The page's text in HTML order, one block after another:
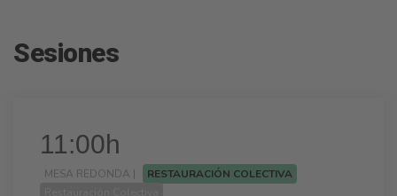
Sesiones
11:00h
MESA REDONDA |
RESTAURACIÓN COLECTIVA